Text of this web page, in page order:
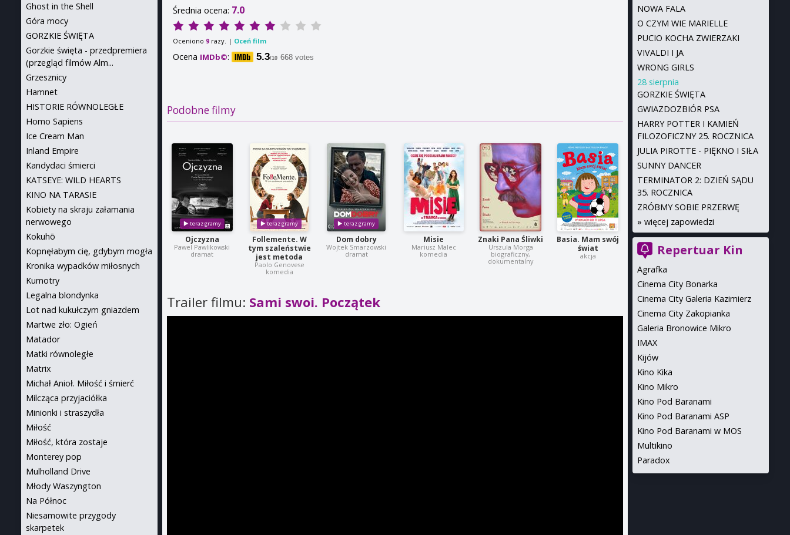
Średnia ocena: 7.0
Oceniono 9 razy. | Oceń film
Ocena IMDb©: 5.3/10 668 votes
Podobne filmy
Ojczyzna
Pawel Pawlikowski
dramat
Follemente. W
tym szaleństwie
jest metoda
Paolo Genovese
komedia
Dom dobry
Wojtek Smarzowski
dramat
Misie
Mariusz Malec
komedia
Znaki Pana Śliwki
Urszula Morga
biograficzny,
dokumentalny
Basia. Mam swój
świat
akcja
Trailer filmu: Sami swoi. Początek
NOWA FALA
O CZYM WIE MARIELLE
PUCIO KOCHA ZWIERZAKI
VIVALDI I JA
WRONG GIRLS
28 sierpnia
GORZKIE ŚWIĘTA
GWIAZDOZBIÓR PSA
HARRY POTTER I KAMIEŃ
FILOZOFICZNY 25. ROCZNICA
JULIA PIROTTE - PIĘKNO I SIŁA
SUNNY DANCER
TERMINATOR 2: DZIEŃ SĄDU
35. ROCZNICA
ZRÓBMY SOBIE PRZERWĘ
» więcej zapowiedzi
Repertuar Kin
Agrafka
Cinema City Bonarka
Cinema City Galeria Kazimierz
Cinema City Zakopianka
Galeria Bronowice Mikro
IMAX
Kijów
Kino Kika
Kino Mikro
Kino Pod Baranami
Kino Pod Baranami ASP
Kino Pod Baranami w MOS
Multikino
Paradox
Ghost in the Shell
Góra mocy
GORZKIE ŚWIĘTA
Gorzkie święta - przedpremiera
(przegląd filmów Alm...
Grzesznicy
Hamnet
HISTORIE RÓWNOLEGŁE
Homo Sapiens
Ice Cream Man
Inland Empire
Kandydaci śmierci
KATSEYE: WILD HEARTS
KINO NA TARASIE
Kobiety na skraju załamania
nerwowego
Kokuhō
Kopnęłabym cię, gdybym mogła
Kronika wypadków miłosnych
Kumotry
Legalna blondynka
Lot nad kukułczym gniazdem
Martwe zło: Ogień
Matador
Matki równoległe
Matrix
Michał Anioł. Miłość i śmierć
Milcząca przyjaciółka
Minionki i straszydła
Miłość
Miłość, która zostaje
Monterey pop
Mulholland Drive
Młody Waszyngton
Na Północ
Niesamowite przygody
skarpetek